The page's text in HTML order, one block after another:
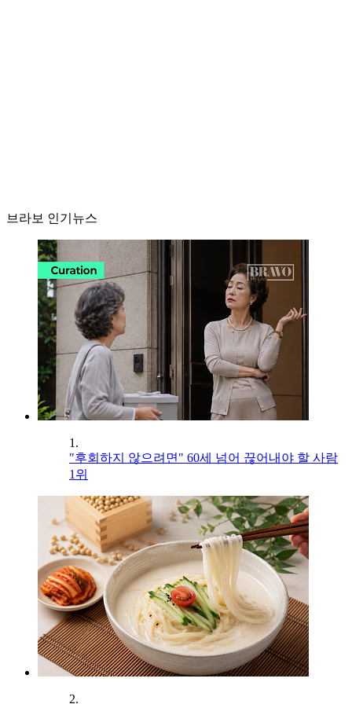
브라보 인기뉴스
1.
"후회하지 않으려면" 60세 넘어 끊어내야 할 사람
1위
2.